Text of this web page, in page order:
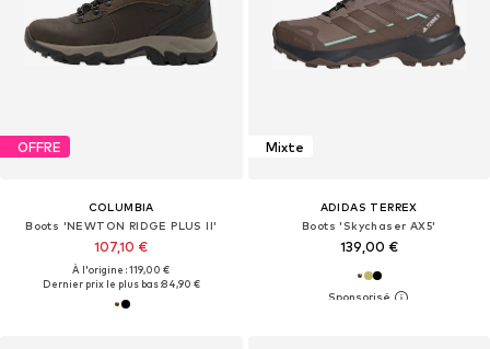
OFFRE
COLUMBIA
Boots 'NEWTON RIDGE PLUS II'
107,10 €
À l'origine : 119,00 €
Dernier prix le plus bas :84,90 €
Mixte
ADIDAS TERREX
Boots 'Skychaser AX5'
139,00 €